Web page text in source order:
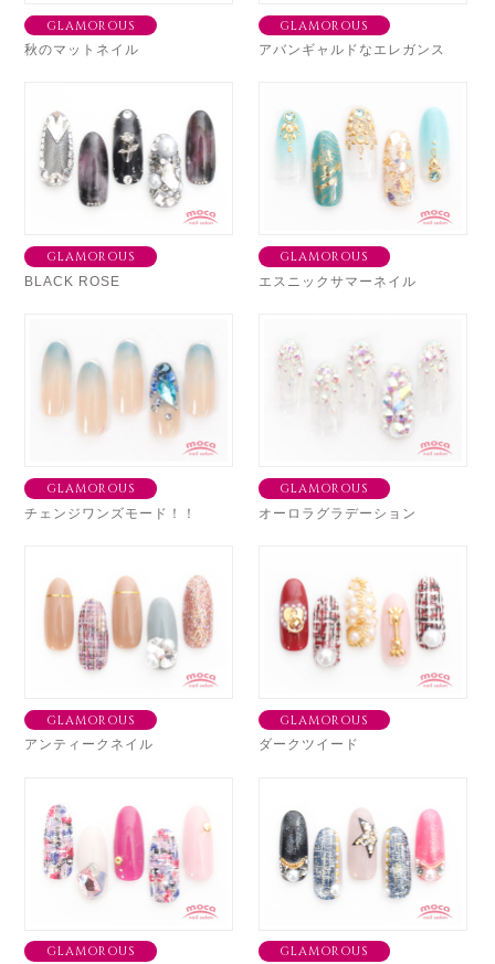
GLAMOROUS
秋のマットネイル
GLAMOROUS
アバンギャルドなエレガンス
GLAMOROUS
BLACK ROSE
GLAMOROUS
エスニックサマーネイル
GLAMOROUS
チェンジワンズモード！！
GLAMOROUS
オーロラグラデーション
GLAMOROUS
アンティークネイル
GLAMOROUS
ダークツイード
GLAMOROUS GLAMOROUS